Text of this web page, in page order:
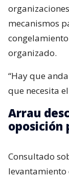
mecanismos
organizado.
“Hay que
que necesita
Arrau
oposición
Consultado
levantamiento